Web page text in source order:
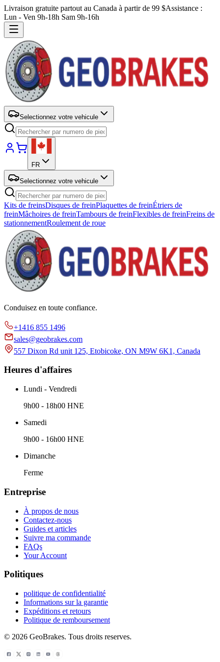
Livraison gratuite partout au Canada à partir de 99 $Assistance :
Lun - Ven 9h-18h Sam 9h-16h
Selectionnez votre vehicule
FR
Selectionnez votre vehicule
Kits de freinsDisques de freinPlaquettes de freinÉtriers de
freinMâchoires de freinTambours de freinFlexibles de freinFreins de
stationnementRoulement de roue
Conduisez en toute confiance.
+1416 855 1496
sales@geobrakes.com
557 Dixon Rd unit 125, Etobicoke, ON M9W 6K1, Canada
Heures d'affaires
Lundi - Vendredi
9h00 - 18h00 HNE
Samedi
9h00 - 16h00 HNE
Dimanche
Ferme
Entreprise
À propos de nous
Contactez-nous
Guides et articles
Suivre ma commande
FAQs
Your Account
Politiques
politique de confidentialité
Informations sur la garantie
Expéditions et retours
Politique de remboursement
© 2026 GeoBrakes. Tous droits reserves.